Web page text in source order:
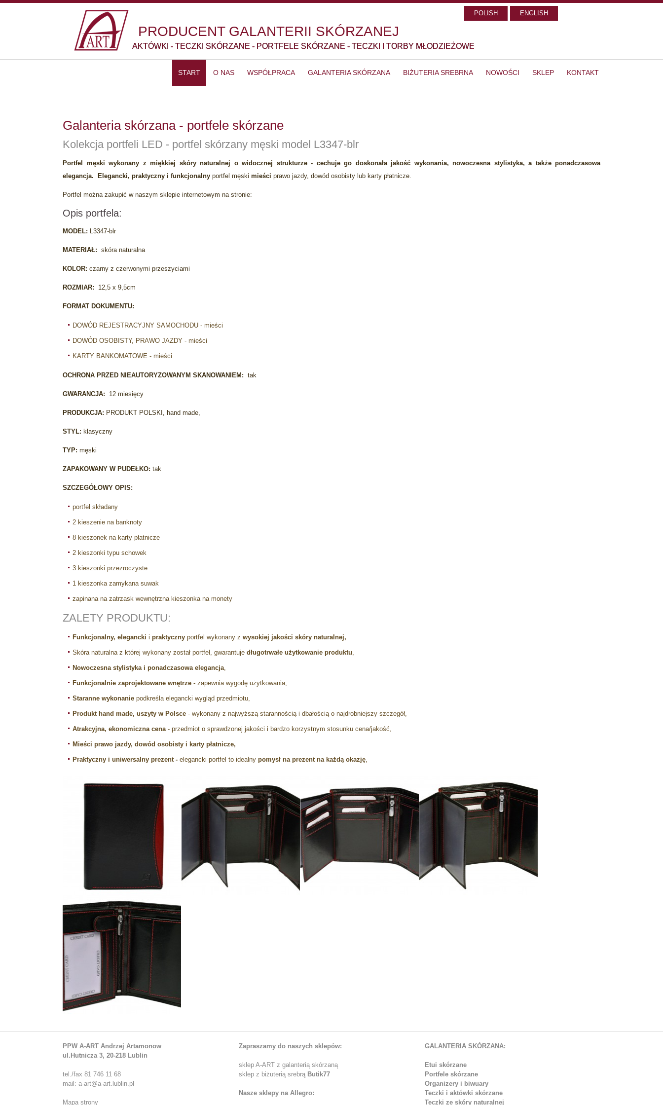
POLISH ENGLISH
PRODUCENT GALANTERII SKÓRZANEJ
AKTÓWKI - TECZKI SKÓRZANE - PORTFELE SKÓRZANE - TECZKI I TORBY MŁODZIEŻOWE
START O NAS WSPÓŁPRACA GALANTERIA SKÓRZANA BIŻUTERIA SREBRNA NOWOŚCI SKLEP KONTAKT
Galanteria skórzana - portfele skórzane
Kolekcja portfeli LED - portfel skórzany męski model L3347-blr
Portfel męski wykonany z miękkiej skóry naturalnej o widocznej strukturze - cechuje go doskonała jakość wykonania, nowoczesna stylistyka, a także ponadczasowa
elegancja. Elegancki, praktyczny i funkcjonalny portfel męski mieści prawo jazdy, dowód osobisty lub karty płatnicze.
Portfel można zakupić w naszym sklepie internetowym na stronie:
Opis portfela:
MODEL: L3347-blr
MATERIAŁ: skóra naturalna
KOLOR: czarny z czerwonymi przeszyciami
ROZMIAR: 12,5 x 9,5cm
FORMAT DOKUMENTU:
DOWÓD REJESTRACYJNY SAMOCHODU - mieści
DOWÓD OSOBISTY, PRAWO JAZDY - mieści
KARTY BANKOMATOWE - mieści
OCHRONA PRZED NIEAUTORYZOWANYM SKANOWANIEM: tak
GWARANCJA: 12 miesięcy
PRODUKCJA: PRODUKT POLSKI, hand made,
STYL: klasyczny
TYP: męski
ZAPAKOWANY W PUDEŁKO: tak
SZCZEGÓŁOWY OPIS:
portfel składany
2 kieszenie na banknoty
8 kieszonek na karty płatnicze
2 kieszonki typu schowek
3 kieszonki przezroczyste
1 kieszonka zamykana suwak
zapinana na zatrzask wewnętrzna kieszonka na monety
ZALETY PRODUKTU:
Funkcjonalny, elegancki i praktyczny portfel wykonany z wysokiej jakości skóry naturalnej,
Skóra naturalna z której wykonany został portfel, gwarantuje długotrwałe użytkowanie produktu,
Nowoczesna stylistyka i ponadczasowa elegancja,
Funkcjonalnie zaprojektowane wnętrze - zapewnia wygodę użytkowania,
Staranne wykonanie podkreśla elegancki wygląd przedmiotu,
Produkt hand made, uszyty w Polsce - wykonany z najwyższą starannością i dbałością o najdrobniejszy szczegół,
Atrakcyjna, ekonomiczna cena- przedmiot o sprawdzonej jakości i bardzo korzystnym stosunku cena/jakość,
Mieści prawo jazdy, dowód osobisty i karty płatnicze,
Praktyczny i uniwersalny prezent - elegancki portfel to idealny pomysł na prezent na każdą okazję,
PPW A-ART Andrzej Artamonow
ul.Hutnicza 3, 20-218 Lublin
tel./fax 81 746 11 68
mail: a-art@a-art.lublin.pl
Mapa strony
Zapraszamy do naszych sklepów:
sklep A-ART z galanterią skórzaną
sklep z biżuterią srebrą Butik77
Nasze sklepy na Allegro:
GALANTERIA SKÓRZANA:
Etui skórzane
Portfele skórzane
Organizery i biwuary
Teczki i aktówki skórzane
Teczki ze skóry naturalnej